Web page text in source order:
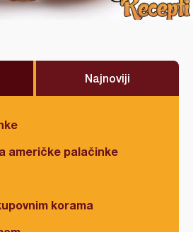
Najnoviji
američke palačinke
korama